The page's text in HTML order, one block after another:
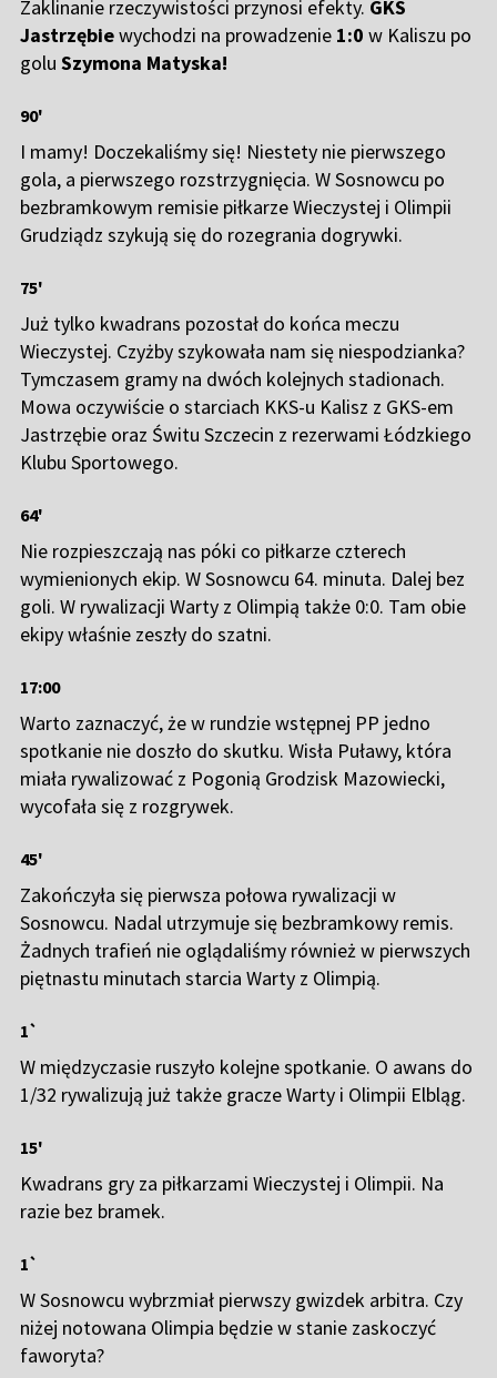
Zaklinanie rzeczywistości przynosi efekty. GKS
Jastrzębiewychodzi na prowadzenie 1:0 w Kaliszu po
goluSzymona Matyska!
90'
I mamy! Doczekaliśmy się! Niestety nie pierwszego
gola, a pierwszego rozstrzygnięcia. W Sosnowcu po
bezbramkowym remisie piłkarze Wieczystej i Olimpii
Grudziądz szykują się do rozegrania dogrywki.
75'
Już tylko kwadrans pozostał do końca meczu
Wieczystej. Czyżby szykowała nam się niespodzianka?
Tymczasem gramy na dwóch kolejnych stadionach.
Mowa oczywiście o starciach KKS-u Kalisz z GKS-em
Jastrzębie oraz Świtu Szczecin z rezerwami Łódzkiego
Klubu Sportowego.
64'
Nie rozpieszczają nas póki co piłkarze czterech
wymienionych ekip. W Sosnowcu 64. minuta. Dalej bez
goli. W rywalizacji Warty z Olimpią także 0:0. Tam obie
ekipy właśnie zeszły do szatni.
17:00
Warto zaznaczyć, że w rundzie wstępnej PP jedno
spotkanie nie doszło do skutku. Wisła Puławy, która
miała rywalizować z Pogonią Grodzisk Mazowiecki,
wycofała się z rozgrywek.
45'
Zakończyła się pierwsza połowa rywalizacji w
Sosnowcu. Nadal utrzymuje się bezbramkowy remis.
Żadnych trafień nie oglądaliśmy również w pierwszych
piętnastu minutach starcia Warty z Olimpią.
1`
W międzyczasie ruszyło kolejne spotkanie. O awans do
1/32 rywalizują już także gracze Warty i Olimpii Elbląg.
15'
Kwadrans gry za piłkarzami Wieczystej i Olimpii. Na
razie bez bramek.
1`
W Sosnowcu wybrzmiał pierwszy gwizdek arbitra. Czy
niżej notowana Olimpia będzie w stanie zaskoczyć
faworyta?